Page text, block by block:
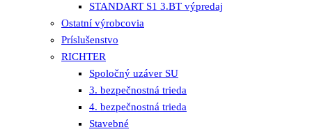
STANDART S1 3.BT výpredaj
Ostatní výrobcovia
Príslušenstvo
RICHTER
Spoločný uzáver SU
3. bezpečnostná trieda
4. bezpečnostná trieda
Stavebné